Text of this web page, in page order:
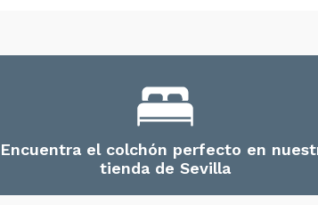
Encuentra el colchón perfecto en
tienda de Sevilla